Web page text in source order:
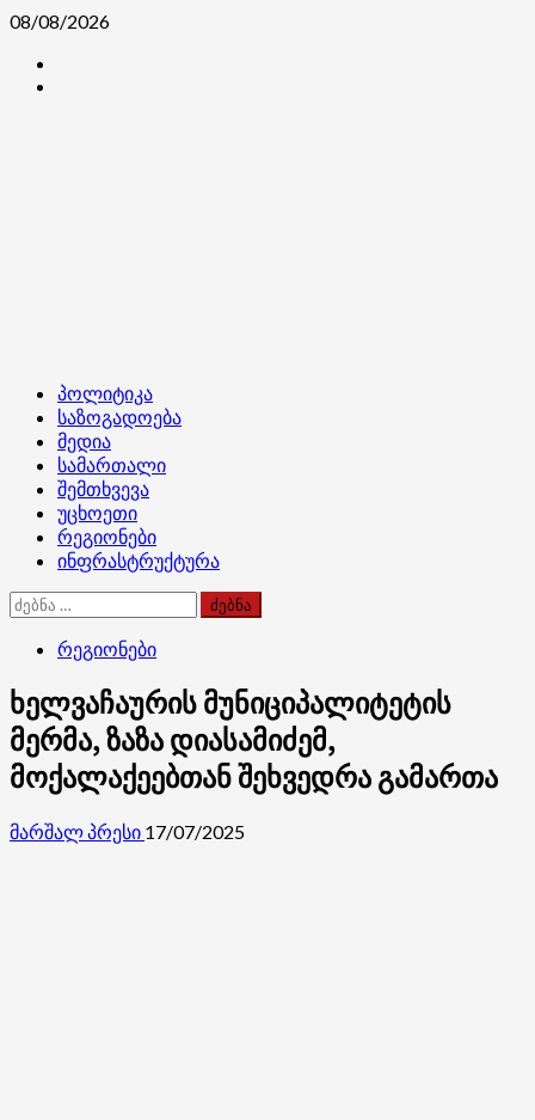
Skip
content
08/08/2026
Primary
Menu
პოლიტიკა
საზოგადოება
მედია
სამართალი
შემთხვევა
უცხოეთი
რეგიონები
ინფრასტრუქტურა
ძებნა:
რეგიონები
ხელვაჩაურის მუნიციპალიტეტის
მერმა, ზაზა დიასამიძემ,
მოქალაქეებთან შეხვედრა გამართა
მარშალ პრესი 17/07/2025